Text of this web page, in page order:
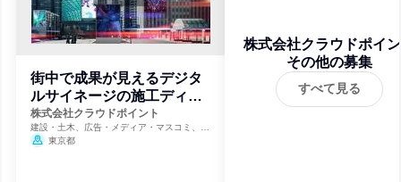
街中で成果が見えるデジタ
ルサイネージの施工ディレ
クター
株式会社クラウドポイント
建設・土木、広告・メディア・マスコミ、IT
サービス
東京都
株式会社クラウドポイ
その他の募集
すべて見る